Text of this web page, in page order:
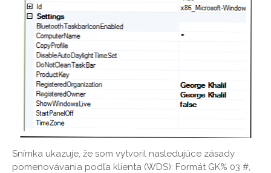
Snímka ukazuje, že som vytvoril nasledujúce zásady
pomenovávania podľa klienta (WDS): Formát GK% 03 #,